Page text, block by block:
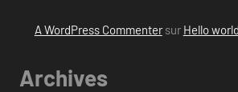
A WordPress Commentersur Hello
Archives